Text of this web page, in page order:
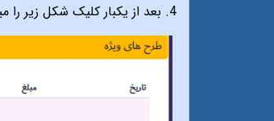
4. بعد از یکبار کلیک شکل زیر را میبینید.